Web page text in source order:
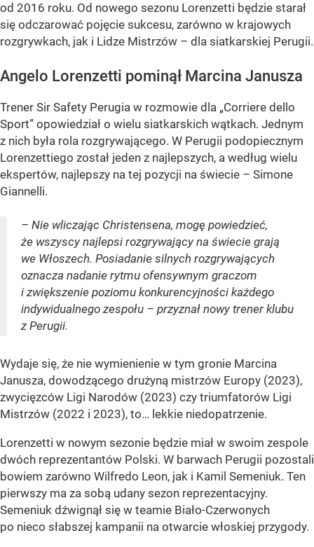
od 2016 roku. Od nowego sezonu Lorenzetti będzie starał
się odczarować pojęcie sukcesu, zarówno w krajowych
rozgrywkach, jak i Lidze Mistrzów – dla siatkarskiej Perugii.
Angelo Lorenzetti pominął Marcina Janusza
Trener Sir Safety Perugia w rozmowie dla „Corriere dello
Sport” opowiedział o wielu siatkarskich wątkach. Jednym
z nich była rola rozgrywającego. W Perugii podopiecznym
Lorenzettiego został jeden z najlepszych, a według wielu
ekspertów, najlepszy na tej pozycji na świecie – Simone
Giannelli.
– Nie wliczając Christensena, mogę powiedzieć,
że wszyscy najlepsi rozgrywający na świecie grają
we Włoszech. Posiadanie silnych rozgrywających
oznacza nadanie rytmu ofensywnym graczom
i zwiększenie poziomu konkurencyjności każdego
indywidualnego zespołu – przyznał nowy trener klubu
z Perugii.
Wydaje się, że nie wymienienie w tym gronie Marcina
Janusza, dowodzącego drużyną mistrzów Europy (2023),
zwycięzców Ligi Narodów (2023) czy triumfatorów Ligi
Mistrzów (2022 i 2023), to… lekkie niedopatrzenie.
Lorenzetti w nowym sezonie będzie miał w swoim zespole
dwóch reprezentantów Polski. W barwach Perugii pozostali
bowiem zarówno Wilfredo Leon, jak i Kamil Semeniuk. Ten
pierwszy ma za sobą udany sezon reprezentacyjny.
Semeniuk dźwignął się w teamie Biało-Czerwonych
po nieco słabszej kampanii na otwarcie włoskiej przygody.